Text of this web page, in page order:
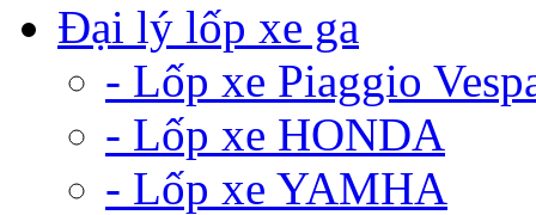
Đại lý lốp xe ga
- Lốp xe Piaggio
- Lốp xe HONDA
- Lốp xe YAMHA